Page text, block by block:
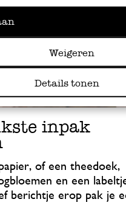
Weigeren
Details tonen
inpak
of een theedoek,
en een
berichtje erop pak je